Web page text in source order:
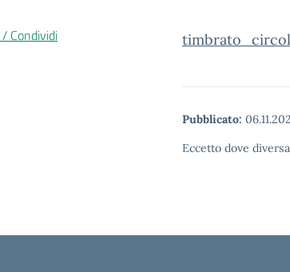
Pubblicato:
Eccetto dove
Condividi